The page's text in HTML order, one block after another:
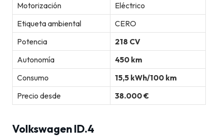
Motorización
Eléctrico
Etiqueta ambiental
CERO
Potencia
218 CV
Autonomía
450 km
Consumo
15,5 kWh/100 km
Precio desde
38.000 €
Volkswagen ID.4